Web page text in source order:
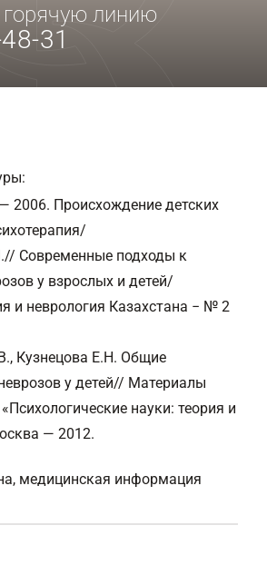
горячую линию
31
2006. Происхождение детских
Современные подходы к
у взрослых и детей/
и неврология Казахстана − № 2
Кузнецова Е.Н. Общие
у детей// Материалы
науки: теория и
— 2012.
медицинская информация